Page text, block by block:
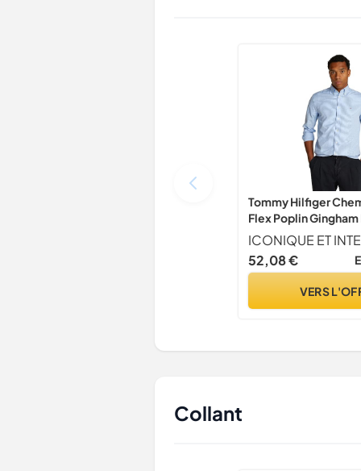
Tommy Hilfiger
Flex Poplin
Multicolore (Sweet
White), L
52,08 €
VERS
Collant